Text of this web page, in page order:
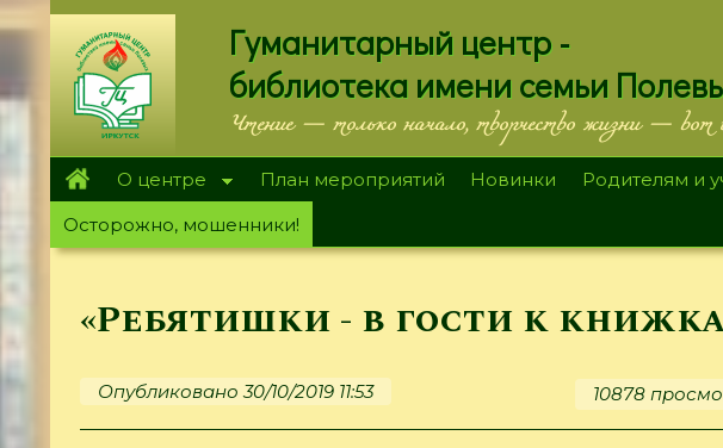
Перейти
к
основному
содержанию
Гуманитарный центр -
библиотека имени семьи
Чтение — только начало, творчество жизни — вот
О центре План мероприятий Новинки Родителям и
Осторожно, мошенники!
«Ребятишки - в гости к
Опубликовано 30/10/2019 11:53 10878